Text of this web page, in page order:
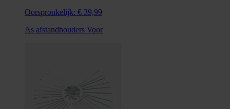
Oorspronkelijk: € 39,99
As afstandhouders Voor